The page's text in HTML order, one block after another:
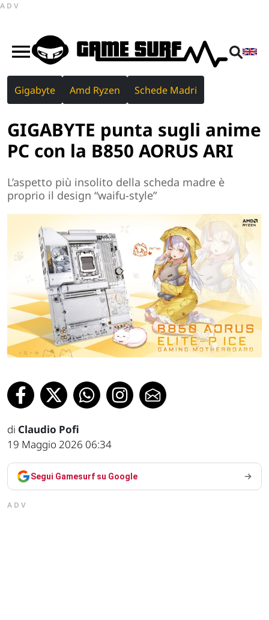
ADV
Gigabyte Amd Ryzen Schede Madri
GIGABYTE punta sugli anime
PC con la B850 AORUS ARI
L’aspetto più insolito della scheda madre è
proprio il design “waifu-style”
di Claudio Pofi
19 Maggio 2026 06:34
Segui Gamesurf su Google
ADV